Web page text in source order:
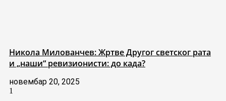
Никола Милованчев: Жртве Другог светског рата
и „наши“ ревизионисти: до када?
новембар 20, 2025